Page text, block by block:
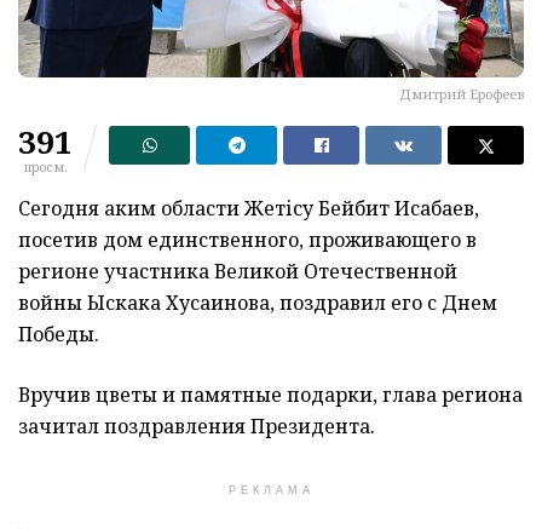
Дмитрий Ерофеев
391
просм.
Сегодня аким области Жетісу Бейбит Исабаев,
посетив дом единственного, проживающего в
регионе участника Великой Отечественной
войны Ыскака Хусаинова, поздравил его с Днем
Победы.
Вручив цветы и памятные подарки, глава региона
зачитал поздравления Президента.
РЕКЛАМА